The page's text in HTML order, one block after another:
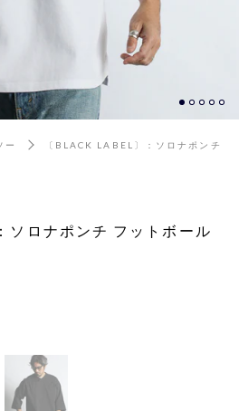
ー
〔BLACK LABEL〕：ソロナポンチ
ソロナポンチ フットボール